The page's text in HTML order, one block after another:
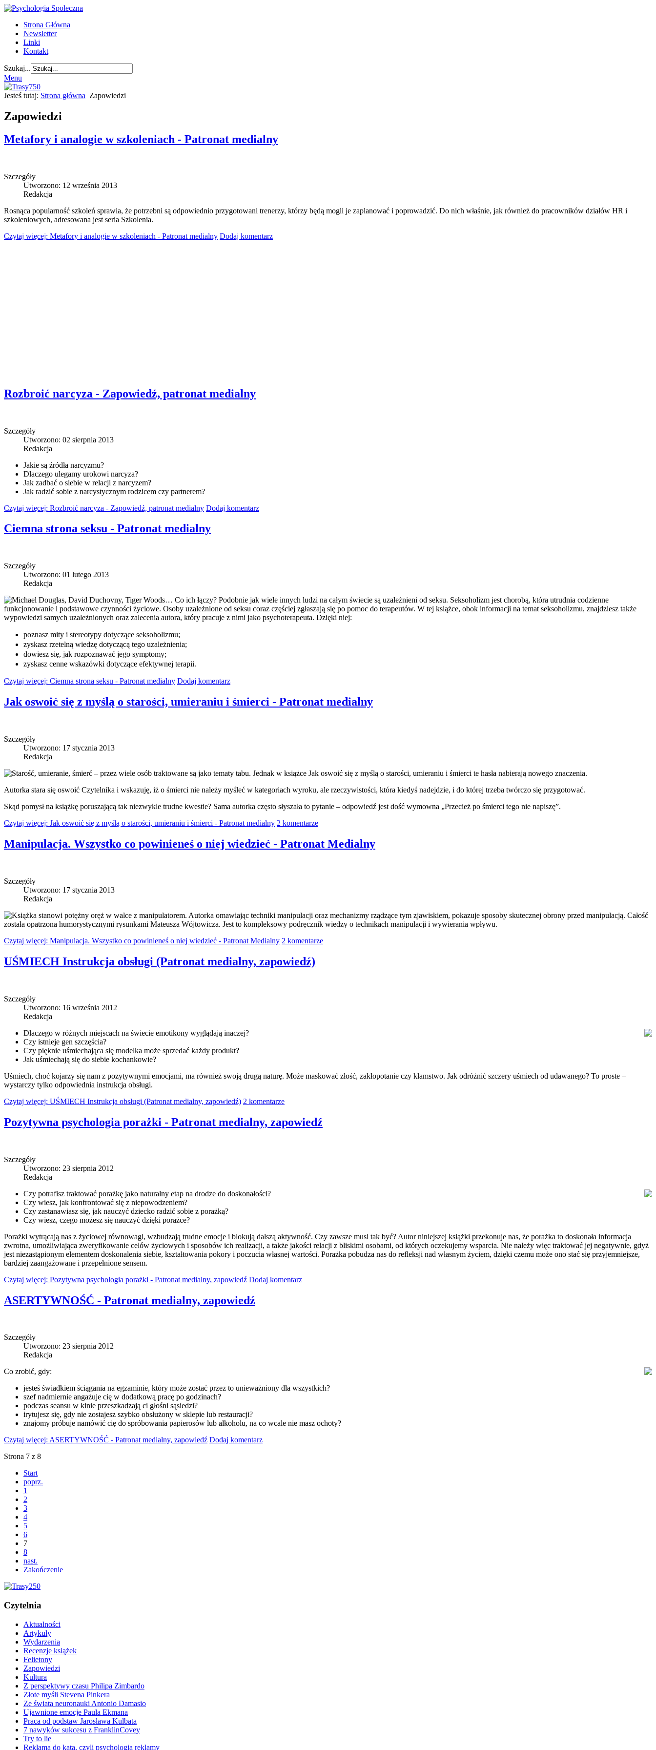
Strona Główna
Newsletter
Linki
Kontakt
Szukaj...
Menu
Jesteś tutaj: Strona główna Zapowiedzi
Zapowiedzi
Metafory i analogie w szkoleniach - Patronat medialny
Szczegóły
Utworzono: 12 września 2013
Redakcja
Rosnąca popularność szkoleń sprawia, że potrzebni są odpowiednio przygotowani trenerzy, którzy będą mogli je zaplanować i poprowadzić. Do nich właśnie, jak również do pracowników działów HR i
szkoleniowych, adresowana jest seria Szkolenia.
Czytaj więcej: Metafory i analogie w szkoleniach - Patronat medialny Dodaj komentarz
Rozbroić narcyza - Zapowiedź, patronat medialny
Szczegóły
Utworzono: 02 sierpnia 2013
Redakcja
Jakie są źródła narcyzmu?
Dlaczego ulegamy urokowi narcyza?
Jak zadbać o siebie w relacji z narcyzem?
Jak radzić sobie z narcystycznym rodzicem czy partnerem?
Czytaj więcej: Rozbroić narcyza - Zapowiedź, patronat medialny Dodaj komentarz
Ciemna strona seksu - Patronat medialny
Szczegóły
Utworzono: 01 lutego 2013
Redakcja
Michael Douglas, David Duchovny, Tiger Woods… Co ich łączy? Podobnie jak wiele innych ludzi na całym świecie są uzależnieni od seksu. Seksoholizm jest chorobą, która utrudnia codzienne
funkcjonowanie i podstawowe czynności życiowe. Osoby uzależnione od seksu coraz częściej zgłaszają się po pomoc do terapeutów. W tej książce, obok informacji na temat seksoholizmu, znajdziesz także
wypowiedzi samych uzależnionych oraz zalecenia autora, który pracuje z nimi jako psychoterapeuta. Dzięki niej:
poznasz mity i stereotypy dotyczące seksoholizmu;
zyskasz rzetelną wiedzę dotyczącą tego uzależnienia;
dowiesz się, jak rozpoznawać jego symptomy;
zyskasz cenne wskazówki dotyczące efektywnej terapii.
Czytaj więcej: Ciemna strona seksu - Patronat medialny Dodaj komentarz
Jak oswoić się z myślą o starości, umieraniu i śmierci - Patronat medialny
Szczegóły
Utworzono: 17 stycznia 2013
Redakcja
Starość, umieranie, śmierć – przez wiele osób traktowane są jako tematy tabu. Jednak w książce Jak oswoić się z myślą o starości, umieraniu i śmierci te hasła nabierają nowego znaczenia.
Autorka stara się oswoić Czytelnika i wskazuję, iż o śmierci nie należy myśleć w kategoriach wyroku, ale rzeczywistości, która kiedyś nadejdzie, i do której trzeba twórczo się przygotować.
Skąd pomysł na książkę poruszającą tak niezwykle trudne kwestie? Sama autorka często słyszała to pytanie – odpowiedź jest dość wymowna „Przecież po śmierci tego nie napiszę”.
Czytaj więcej: Jak oswoić się z myślą o starości, umieraniu i śmierci - Patronat medialny 2 komentarze
Manipulacja. Wszystko co powinieneś o niej wiedzieć - Patronat Medialny
Szczegóły
Utworzono: 17 stycznia 2013
Redakcja
Książka stanowi potężny oręż w walce z manipulatorem. Autorka omawiając techniki manipulacji oraz mechanizmy rządzące tym zjawiskiem, pokazuje sposoby skutecznej obrony przed manipulacją. Całość
została opatrzona humorystycznymi rysunkami Mateusza Wójtowicza. Jest to kompleksowy podręcznik wiedzy o technikach manipulacji i wywierania wpływu.
Czytaj więcej: Manipulacja. Wszystko co powinieneś o niej wiedzieć - Patronat Medialny 2 komentarze
UŚMIECH Instrukcja obsługi (Patronat medialny, zapowiedź)
Szczegóły
Utworzono: 16 września 2012
Redakcja
Dlaczego w różnych miejscach na świecie emotikony wyglądają inaczej?
Czy istnieje gen szczęścia?
Czy pięknie uśmiechająca się modelka może sprzedać każdy produkt?
Jak uśmiechają się do siebie kochankowie?
Uśmiech, choć kojarzy się nam z pozytywnymi emocjami, ma również swoją drugą naturę. Może maskować złość, zakłopotanie czy kłamstwo. Jak odróżnić szczery uśmiech od udawanego? To proste –
wystarczy tylko odpowiednia instrukcja obsługi.
Czytaj więcej: UŚMIECH Instrukcja obsługi (Patronat medialny, zapowiedź) 2 komentarze
Pozytywna psychologia porażki - Patronat medialny, zapowiedź
Szczegóły
Utworzono: 23 sierpnia 2012
Redakcja
Czy potrafisz traktować porażkę jako naturalny etap na drodze do doskonałości?
Czy wiesz, jak konfrontować się z niepowodzeniem?
Czy zastanawiasz się, jak nauczyć dziecko radzić sobie z porażką?
Czy wiesz, czego możesz się nauczyć dzięki porażce?
Porażki wytrącają nas z życiowej równowagi, wzbudzają trudne emocje i blokują dalszą aktywność. Czy zawsze musi tak być? Autor niniejszej książki przekonuje nas, że porażka to doskonała informacja
zwrotna, umożliwiająca zweryfikowanie celów życiowych i sposobów ich realizacji, a także jakości relacji z bliskimi osobami, od których oczekujemy wsparcia. Nie należy więc traktować jej negatywnie, gdyż
jest niezastąpionym elementem doskonalenia siebie, kształtowania pokory i poczucia własnej wartości. Porażka pobudza nas do refleksji nad własnym życiem, dzięki czemu może ono stać się przyjemniejsze,
bardziej zaangażowane i przepełnione sensem.
Czytaj więcej: Pozytywna psychologia porażki - Patronat medialny, zapowiedź Dodaj komentarz
ASERTYWNOŚĆ - Patronat medialny, zapowiedź
Szczegóły
Utworzono: 23 sierpnia 2012
Redakcja
Co zrobić, gdy:
jesteś świadkiem ściągania na egzaminie, który może zostać przez to unieważniony dla wszystkich?
szef nadmiernie angażuje cię w dodatkową pracę po godzinach?
podczas seansu w kinie przeszkadzają ci głośni sąsiedzi?
irytujesz się, gdy nie zostajesz szybko obsłużony w sklepie lub restauracji?
znajomy próbuje namówić cię do spróbowania papierosów lub alkoholu, na co wcale nie masz ochoty?
Czytaj więcej: ASERTYWNOŚĆ - Patronat medialny, zapowiedź Dodaj komentarz
Strona 7 z 8
Start
poprz.
1
2
3
4
5
6
7
8
nast.
Zakończenie
Czytelnia
Aktualności
Artykuły
Wydarzenia
Recenzje książek
Felietony
Zapowiedzi
Kultura
Z perspektywy czasu Philipa Zimbardo
Złote myśli Stevena Pinkera
Ze świata neuronauki Antonio Damasio
Ujawnione emocje Paula Ekmana
Praca od podstaw Jarosława Kulbata
7 nawyków sukcesu z FranklinCovey
Try to lie
Reklama do kąta, czyli psychologia reklamy